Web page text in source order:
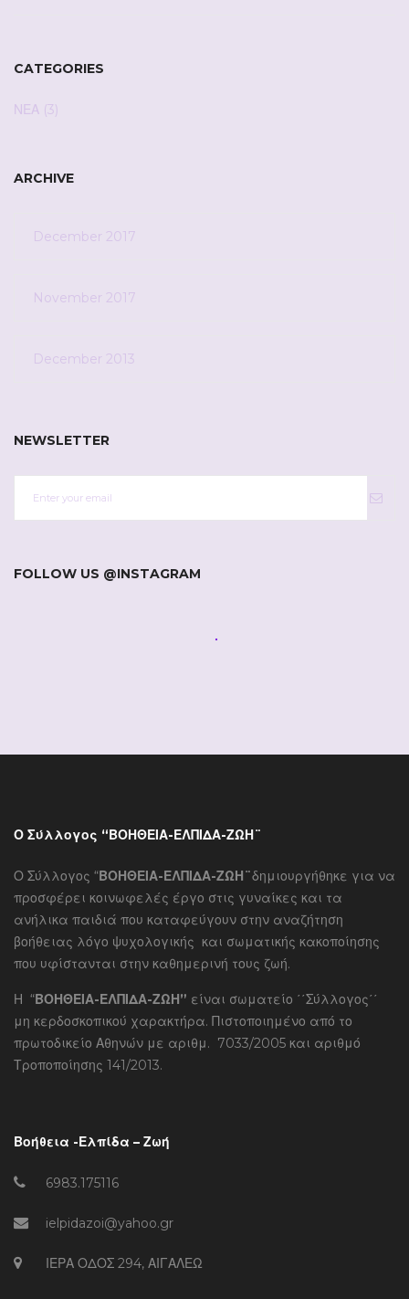
CATEGORIES
ΝΕΑ (3)
ARCHIVE
December 2017
November 2017
December 2013
NEWSLETTER
FOLLOW US @INSTAGRAM
Ο Σύλλογος “ΒΟΗΘΕΙΑ-ΕΛΠΙΔΑ-ΖΩΗ¨
Ο Σύλλογος “ΒΟΗΘΕΙΑ-ΕΛΠΙΔΑ-ΖΩΗ¨δημιουργήθηκε για να
προσφέρει κοινωφελές έργο στις γυναίκες και τα
ανήλικα παιδιά που καταφεύγουν στην αναζήτηση
βοήθειας λόγο ψυχολογικής και σωματικής κακοποίησης
που υφίστανται στην καθημερινή τους ζωή.
Η “ΒΟΗΘΕΙΑ-ΕΛΠΙΔΑ-ΖΩΗ” είναι σωματείο ΄΄Σύλλογος΄΄
μη κερδοσκοπικού χαρακτήρα. Πιστοποιημένο από το
πρωτοδικείο Αθηνών με αριθμ. 7033/2005 και αριθμό
Τροποποίησης 141/2013.
Βοήθεια -Ελπίδα – Ζωή
6983.175116
ielpidazoi@yahoo.gr
ΙΕΡΑ ΟΔΟΣ 294, ΑΙΓΑΛΕΩ